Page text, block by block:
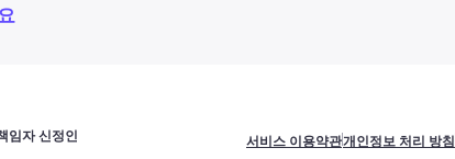
임자 신정인
서비스 이용약관개인정보 처리 방침